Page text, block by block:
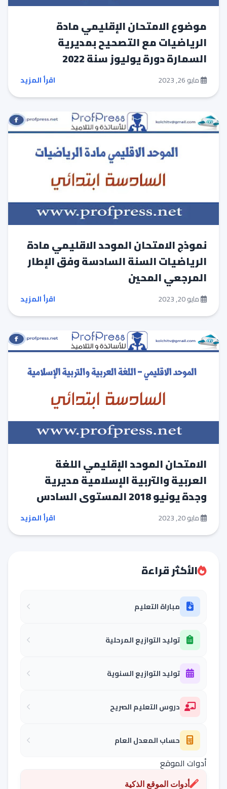
موضوع الامتحان الإقليمي مادة
الرياضيات مع التصحيح بمديرية
السمارة دورة يوليوز سنة 2022
مايو 26, 2023 اقرأ المزيد
نموذج الامتحان الموحد الاقليمي مادة
الرياضيات السنة السادسة وفق الإطار
المرجعي المحين
مايو 20, 2023 اقرأ المزيد
الامتحان الموحد الإقليمي اللغة
العربية والتربية الإسلامية مديرية
وجدة يونيو 2018 المستوى السادس
مايو 20, 2023 اقرأ المزيد
الأكثر قراءة
مباراة التعليم
توليد التوازيع المرحلية
توليد التوازيع السنوية
دروس التعليم الصريح
حساب المعدل العام
أدوات الموقع
أدوات الموقع الذكية